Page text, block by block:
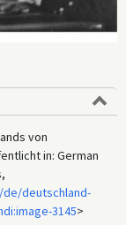
von
in: German
deutschland-
3145>